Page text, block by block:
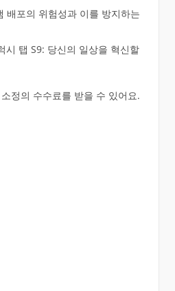
배포의 위험성과 이를 방지하는
시 탭 S9: 당신의 일상을 혁신할
정의 수수료를 받을 수 있어요.